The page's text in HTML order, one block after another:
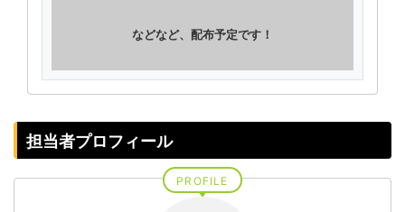
などなど、配布予定です！
担当者プロフィール
PROFILE